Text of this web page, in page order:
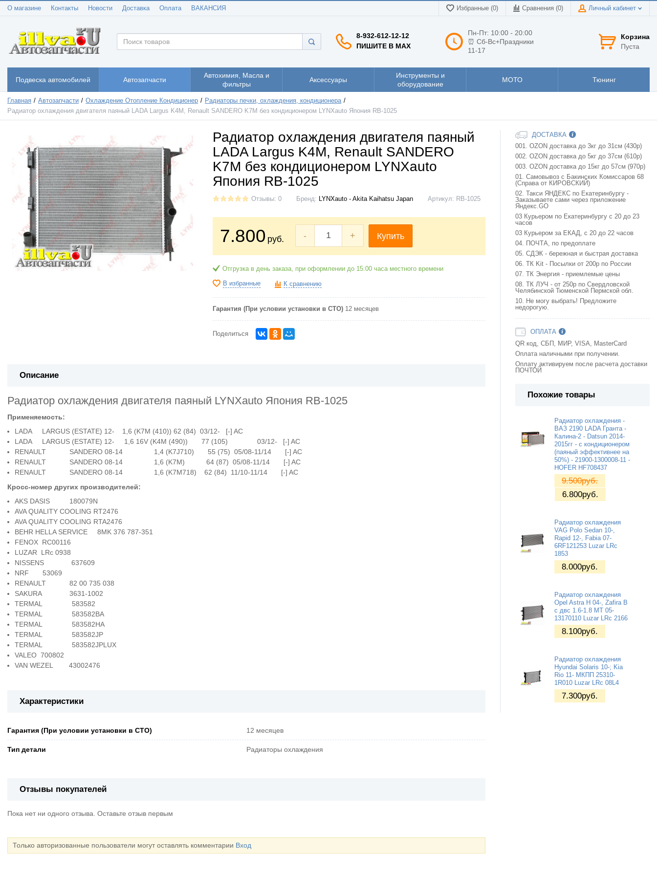
О магазине Контакты Новости Доставка Оплата ВАКАНСИЯ Избранные (0) Сравнения (0) Личный кабинет
8-932-612-12-12
ПИШИТЕ В MAX
Пн-Пт: 10:00 - 20:00
⏰ Сб-Вс+Праздники
11-17
Корзина
Пуста
Подвеска автомобилей Автозапчасти
Автохимия, Масла и
фильтры
Аксессуары
Инструменты и
оборудование
МОТО Тюнинг
Главная Автозапчасти Охлаждение Отопление Кондиционер
Радиаторы печки, охлаждения, кондиционера
Радиатор охлаждения двигателя паяный LADA Largus K4M, Renault SANDERO K7M без кондиционером LYNXauto Япония RB-1025
Радиатор охлаждения двигателя паяный
LADA Largus K4M, Renault SANDERO
K7M без кондиционером LYNXauto
Япония RB-1025
Отзывы: 0 Бренд: LYNXauto - Akita Kaihatsu Japan Артикул: RB-1025
7.800 руб. - + Купить
Отгрузка в день заказа, при оформлении до 15:00 часа местного времени
В избранные К сравнению
Гарантия (При условии установки в СТО) 12 месяцев
Поделиться
Описание
Радиатор охлаждения двигателя паяный LYNXauto Япония RB-1025
Применяемость:
LADA LARGUS (ESTATE) 12- 1,6 (K7M (410)) 62 (84) 03/12- [-] AC
LADA LARGUS (ESTATE) 12- 1,6 16V (K4M (490)) 77 (105) 03/12- [-] AC
RENAULT SANDERO 08-14 1,4 (K7J710) 55 (75) 05/08-11/14 [-] AC
RENAULT SANDERO 08-14 1,6 (K7M) 64 (87) 05/08-11/14 [-] AC
RENAULT SANDERO 08-14 1,6 (K7M718) 62 (84) 11/10-11/14 [-] AC
Кросс-номер других производителей:
AKS DASIS 180079N
AVA QUALITY COOLING RT2476
AVA QUALITY COOLING RTA2476
BEHR HELLA SERVICE 8MK 376 787-351
FENOX RC00116
LUZAR LRc 0938
NISSENS 637609
NRF 53069
RENAULT 82 00 735 038
SAKURA 3631-1002
TERMAL 583582
TERMAL 583582BA
TERMAL 583582HA
TERMAL 583582JP
TERMAL 583582JPLUX
VALEO 700802
VAN WEZEL 43002476
Характеристики
Гарантия (При условии установки в СТО) 12 месяцев
Тип детали Радиаторы охлаждения
Отзывы покупателей
Пока нет ни одного отзыва. Оставьте отзыв первым
Только авторизованные пользователи могут оставлять комментарии Вход
ДОСТАВКА
001. OZON доставка до 3кг до 31см (430р)
002. OZON доставка до 5кг до 37см (610р)
003. OZON доставка до 15кг до 57см (970р)
01. Самовывоз с Бакинских Комиссаров 68
(Справа от КИРОВСКИЙ)
02. Такси ЯНДЕКС по Екатеринбургу -
Заказываете сами через приложение
Яндекс.GO
03 Курьером по Екатеринбургу с 20 до 23
часов
03 Курьером за ЕКАД, с 20 до 22 часов
04. ПОЧТА, по предоплате
05. СДЭК - бережная и быстрая доставка
06. ТК Kit - Посылки от 200р по России
07. ТК Энергия - приемлемые цены
08. ТК ЛУЧ - от 250р по Свердловской
Челябинской Тюменской Пермской обл.
10. Не могу выбрать! Предложите
недорогую.
ОПЛАТА
QR код, СБП, МИР, VISA, MasterCard
Оплата наличными при получении.
Оплату активируем после расчета доставки
ПОЧТОЙ
Похожие товары
Радиатор охлаждения -
ВАЗ 2190 LADA Гранта -
Калина-2 - Datsun 2014-
2015гг - с кондиционером
(паяный эффективнее на
50%) - 21900-1300008-11 -
HOFER HF708437
9.500руб.
6.800руб.
Радиатор охлаждения
VAG Polo Sedan 10-,
Rapid 12-, Fabia 07-
6RF121253 Luzar LRc
1853
8.000руб.
Радиатор охлаждения
Opel Astra H 04-, Zafira B
с двс 1.6-1.8 МТ 05-
13170110 Luzar LRc 2166
8.100руб.
Радиатор охлаждения
Hyundai Solaris 10-; Kia
Rio 11- МКПП 25310-
1R010 Luzar LRc 08L4
7.300руб.